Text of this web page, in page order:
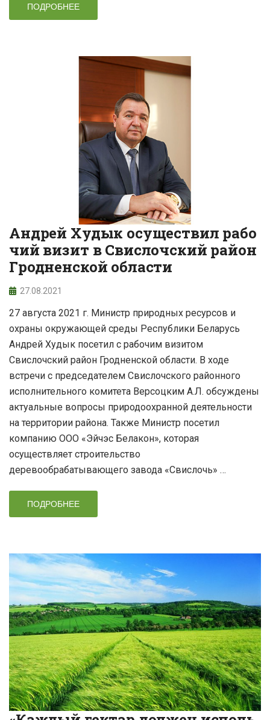
ПОДРОБНЕЕ
Андрей Худык осуществил рабо
чий визит в Свислочский район
Гродненской области
27.08.2021
27 августа 2021 г. Министр природных ресурсов и
охраны окружающей среды Республики Беларусь
Андрей Худык посетил с рабочим визитом
Свислочский район Гродненской области. В ходе
встречи с председателем Свислочского районного
исполнительного комитета Версоцким А.Л. обсуждены
актуальные вопросы природоохранной деятельности
на территории района. Также Министр посетил
компанию ООО «Эйчэс Белакон», которая
осуществляет строительство
деревообрабатывающего завода «Свислочь» …
ПОДРОБНЕЕ